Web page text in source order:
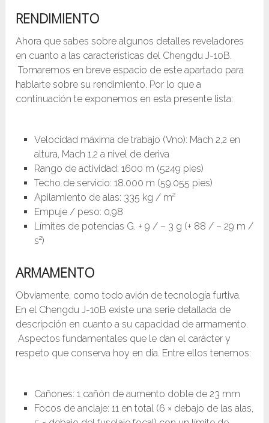
RENDIMIENTO
Ahora que sabes sobre algunos detalles reveladores
en cuanto a las características del Chengdu J-10B.
Tomaremos en breve espacio de este apartado para
hablarte sobre su rendimiento. Por lo que a
continuación te exponemos en esta presente lista:
Velocidad máxima de trabajo (Vno): Mach 2,2 en
altura, Mach 1,2 a nivel de deriva
Rango de actividad: 1600 m (5249 pies)
Techo de servicio: 18.000 m (59.055 pies)
Apilamiento de alas: 335 kg / m²
Empuje / peso: 0,98
Límites de potencias G. + 9 / – 3 g (+ 88 / – 29 m /
s²)
ARMAMENTO
Obviamente, como todo avión de tecnología furtiva.
En el Chengdu J-10B existe una serie detallada de
descripción en cuanto a su capacidad de armamento.
Aspectos fundamentales que le dan el carácter y
respeto que conserva hoy en día. Entre ellos tenemos:
Cañones: 1 cañón de aumento doble de 23 mm
Focos de anclaje: 11 en total (6 × debajo de las alas,